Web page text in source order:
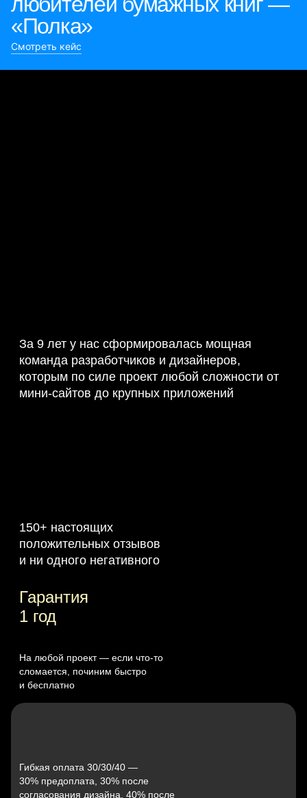
«Полка»
Смотреть кейс
За 9 лет у нас сформировалась мощная
команда разработчиков и дизайнеров,
которым по силе проект любой сложности от
мини-сайтов до крупных приложений
150+ настоящих
положительных отзывов
и ни одного негативного
Гарантия
1 год
На любой проект — если что‑то
сломается, починим быстро
и бесплатно
Гибкая оплата 30/30/40 —
30% предоплата, 30% после
согласования дизайна, 40% после